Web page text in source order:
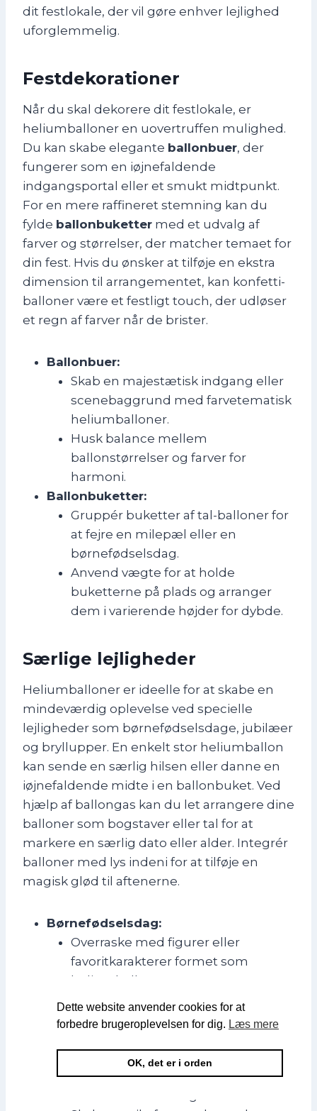
dit festlokale, der vil gøre enhver lejlighed
uforglemmelig.
Festdekorationer
Når du skal dekorere dit festlokale, er
heliumballoner en uovertruffen mulighed.
Du kan skabe elegante ballonbuer, der
fungerer som en iøjnefaldende
indgangsportal eller et smukt midtpunkt.
For en mere raffineret stemning kan du
fylde ballonbuketter med et udvalg af
farver og størrelser, der matcher temaet for
din fest. Hvis du ønsker at tilføje en ekstra
dimension til arrangementet, kan konfetti-
balloner være et festligt touch, der udløser
et regn af farver når de brister.
Ballonbuer:
Skab en majestætisk indgang eller
scenebaggrund med farvetematisk
heliumballoner.
Husk balance mellem
ballonstørrelser og farver for
harmoni.
Ballonbuketter:
Gruppér buketter af tal-balloner for
at fejre en milepæl eller en
børnefødselsdag.
Anvend vægte for at holde
buketterne på plads og arranger
dem i varierende højder for dybde.
Særlige lejligheder
Heliumballoner er ideelle for at skabe en
mindeværdig oplevelse ved specielle
lejligheder som børnefødselsdage, jubilæer
og bryllupper. En enkelt stor heliumballon
kan sende en særlig hilsen eller danne en
iøjnefaldende midte i en ballonbuket. Ved
hjælp af ballongas kan du let arrangere dine
balloner som bogstaver eller tal for at
markere en særlig dato eller alder. Integrér
balloner med lys indeni for at tilføje en
magisk glød til aftenerne.
Børnefødselsdag:
Overraske med figurer eller
favoritkarakterer formet som
heliumballoner.
Float lysindfattede balloner for en
funklende effekt ved aftenfester.
Brug hjerteformede eller
specialdesignede heliumballoner til
Dette website anvender cookies for at
forbedre brugeroplevelsen for dig. Læs mere
OK, det er i orden